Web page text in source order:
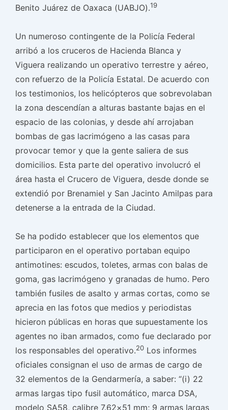
Benito Juárez de Oaxaca (UABJO).19
Un numeroso contingente de la Policía Federal
arribó a los cruceros de Hacienda Blanca y
Viguera realizando un operativo terrestre y aéreo,
con refuerzo de la Policía Estatal. De acuerdo con
los testimonios, los helicópteros que sobrevolaban
la zona descendían a alturas bastante bajas en el
espacio de las colonias, y desde ahí arrojaban
bombas de gas lacrimógeno a las casas para
provocar temor y que la gente saliera de sus
domicilios. Esta parte del operativo involucró el
área hasta el Crucero de Viguera, desde donde se
extendió por Brenamiel y San Jacinto Amilpas para
detenerse a la entrada de la Ciudad.
Se ha podido establecer que los elementos que
participaron en el operativo portaban equipo
antimotines: escudos, toletes, armas con balas de
goma, gas lacrimógeno y granadas de humo. Pero
también fusiles de asalto y armas cortas, como se
aprecia en las fotos que medios y periodistas
hicieron públicas en horas que supuestamente los
agentes no iban armados, como fue declarado por
los responsables del operativo.20 Los informes
oficiales consignan el uso de armas de cargo de
32 elementos de la Gendarmería, a saber: “(i) 22
armas largas tipo fusil automático, marca DSA,
modelo SA58, calibre 7.62×51 mm; 9 armas largas